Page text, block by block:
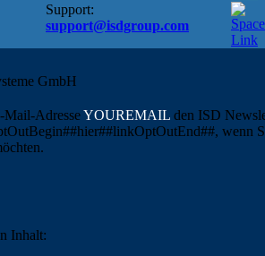
Support:
support@isdgroup.com
GmbH
Mail-AdresseYOUREMAIL den ISD
wenn
Inhalt: